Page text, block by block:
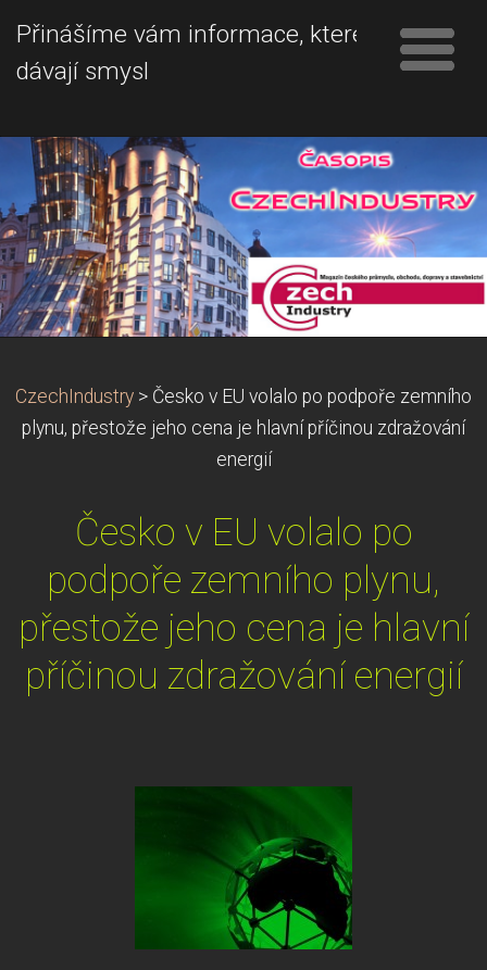
Přinášíme vám informace, které
dávají smysl
CzechIndustry > Česko v EU volalo po podpoře zemního
plynu, přestože jeho cena je hlavní příčinou zdražování
energií
Česko v EU volalo po
podpoře zemního plynu,
přestože jeho cena je hlavní
příčinou zdražování energií